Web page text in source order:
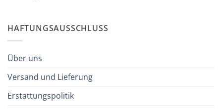
HAFTUNGSAUSSCHLUSS
Über uns
Versand und Lieferung
Erstattungspolitik